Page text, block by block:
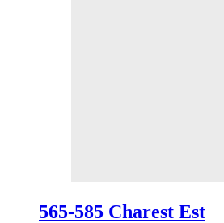
565-585 Charest Est